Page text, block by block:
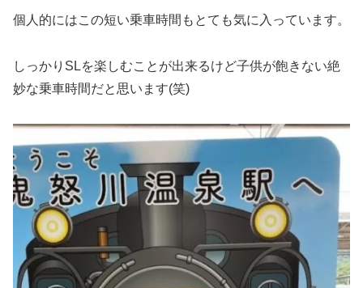
個人的にはこの短い乗車時間もとても気に入っています。
しっかりSLを楽しむことが出来るけど子供が飽きない絶
妙な乗車時間だと思います(笑)